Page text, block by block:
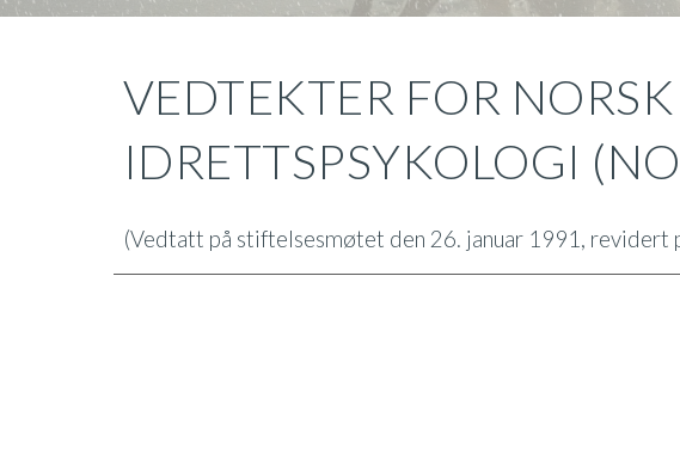
VEDTEKTER FOR
IDRETTSPSYKOLOGI
(Vedtatt på stiftelsesmøtet den 26. januar 1991, revidert